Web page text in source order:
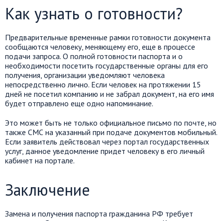
Как узнать о готовности?
Предварительные временные рамки готовности документа
сообщаются человеку, меняющему его, еще в процессе
подачи запроса. О полной готовности паспорта и о
необходимости посетить государственные органы для его
получения, организации уведомляют человека
непосредственно лично. Если человек на протяжении 15
дней не посетил компанию и не забрал документ, на его имя
будет отправлено еще одно напоминание.
Это может быть не только официальное письмо по почте, но
также СМС на указанный при подаче документов мобильный.
Если заявитель действовал через портал государственных
услуг, данное уведомление придет человеку в его личный
кабинет на портале.
Заключение
Замена и получения паспорта гражданина РФ требует